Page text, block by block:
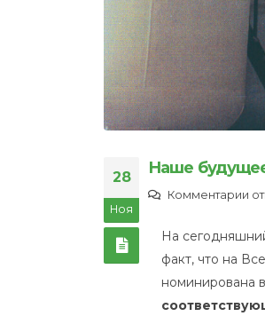
28
Ноя
Наше
Комментариик
На
факт, что на
номинирована